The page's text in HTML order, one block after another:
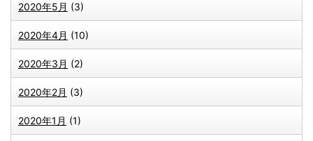
2020年5月 (3)
2020年4月 (10)
2020年3月 (2)
2020年2月 (3)
2020年1月 (1)